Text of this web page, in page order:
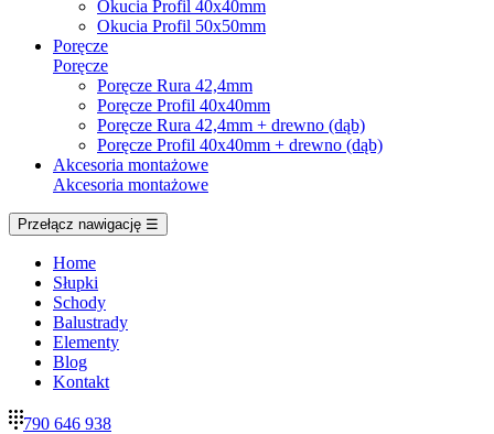
Okucia Profil 40x40mm
Okucia Profil 50x50mm
Poręcze
Poręcze
Poręcze Rura 42,4mm
Poręcze Profil 40x40mm
Poręcze Rura 42,4mm + drewno (dąb)
Poręcze Profil 40x40mm + drewno (dąb)
Akcesoria montażowe
Akcesoria montażowe
Przełącz nawigację ☰
Home
Słupki
Schody
Balustrady
Elementy
Blog
Kontakt
790 646 938